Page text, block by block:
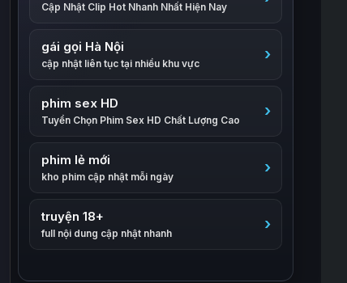
Cập Nhật Clip Hot Nhanh Nhất Hiện Nay
gái gọi Hà Nội
cập nhật liên tục tại nhiều khu vực
phim sex HD
Tuyển Chọn Phim Sex HD Chất Lượng Cao
phim lẻ mới
kho phim cập nhật mỗi ngày
truyện 18+
full nội dung cập nhật nhanh